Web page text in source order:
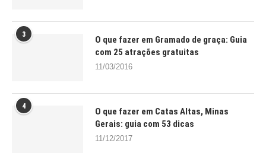
3
O que fazer em Gramado de graça: Guia
com 25 atrações gratuitas
11/03/2016
4
O que fazer em Catas Altas, Minas
Gerais: guia com 53 dicas
11/12/2017